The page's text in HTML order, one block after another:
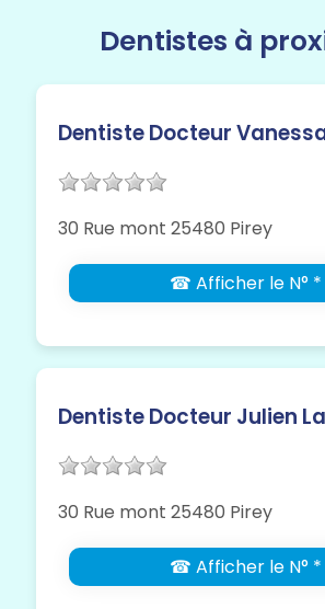
Dentistes à
Dentiste Docteur
30 Rue mont 25480 Pirey
☎ Afficher le N° *
Dentiste Docteur Julien
30 Rue mont 25480 Pirey
☎ Afficher le N° *